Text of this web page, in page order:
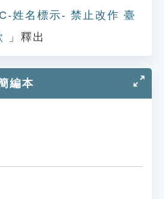
姓名標示- 禁止改作 臺
」釋出
編本